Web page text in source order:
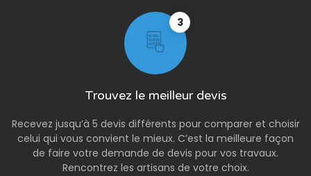
3
Trouvez le meilleur devis
Recevez jusqu’à 5 devis différents pour comparer et choisir
celui qui vous convient le mieux. C’est la meilleure façon
de faire votre demande de devis pour vos travaux.
Rencontrez les artisans de votre choix.